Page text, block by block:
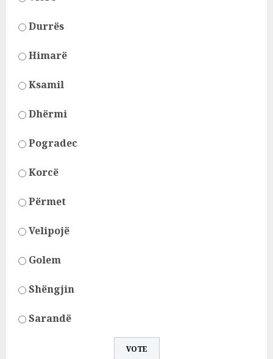
Durrës
Himarë
Ksamil
Dhërmi
Pogradec
Korcë
Përmet
Velipojë
Golem
Shëngjin
Sarandë